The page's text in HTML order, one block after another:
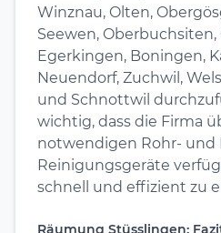
Winznau, Olten,
Seewen, Oberbuchsiten,
Egerkingen, Boningen,
Neuendorf, Zuchwil,
und Schnottwil
wichtig, dass die Firma
notwendigen Rohr- und
Reinigungsgeräte
schnell und effizient zu
Räumung Stüsslingen: